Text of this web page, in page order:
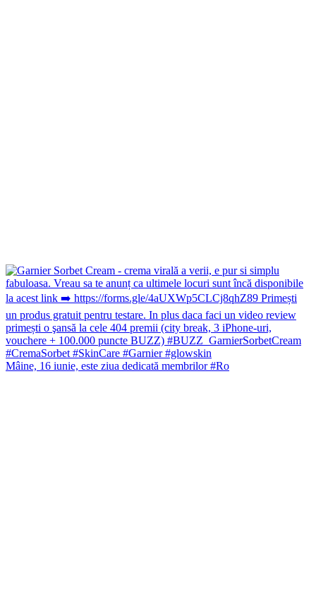
Mâine, 16 iunie, este ziua dedicată membrilor #Ro